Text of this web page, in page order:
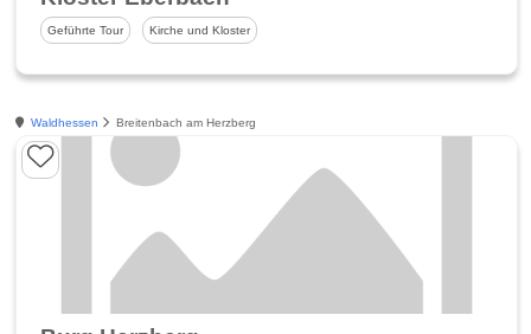
Geführte Tour Kirche und Kloster
Waldhessen Breitenbach am Herzberg